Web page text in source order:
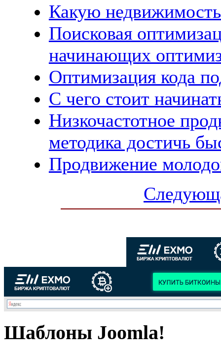
Какую
Поисковая
начинающих
Оптимизация кода
С чего стоит
Низкочастотное
методика достичь
Продвижение
Шаблоны Joomla!